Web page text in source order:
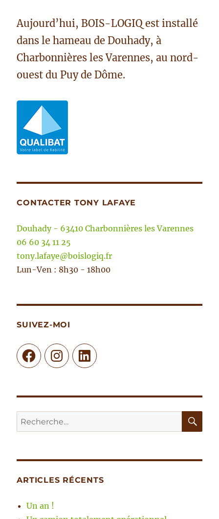
Aujourd’hui, BOIS-LOGIQ est installé
dans le hameau de Douhady, à
Charbonnières les Varennes, au nord-
ouest du Puy de Dôme.
CONTACTER TONY LAFAYE
Douhady - 63410 Charbonnières les Varennes
06 60 34 11 25
tony.lafaye@boislogiq.fr
Lun-Ven : 8h30 - 18h00
SUIVEZ-MOI
FacebookInstagramLinkedIn
Recherche
pour :
ARTICLES RÉCENTS
Un an !